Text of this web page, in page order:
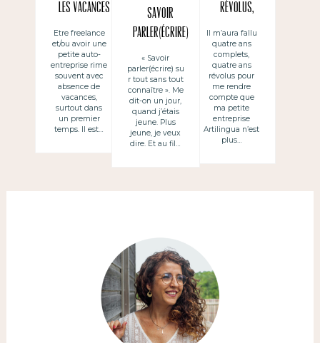
les vacances
~ El freelance
y las
vacaciones
Etre freelance
et/ou avoir une
petite auto-
entreprise rime
souvent avec
absence de
vacances,
surtout dans
un premier
temps. Il est…
Savoir
parler(écrire)
sur tout sans
tout
connaître : le
traducteur
« Savoir
parler(écrire) su
r tout sans tout
connaître ». Me
dit-on un jour,
quand j’étais
jeune. Plus
jeune, je veux
dire. Et au fil…
révolus,
bonjour le
cinquième
(free-lance)
Il m’aura fallu
quatre ans
complets,
quatre ans
révolus pour
me rendre
compte que
ma petite
entreprise
Artilingua n’est
plus…